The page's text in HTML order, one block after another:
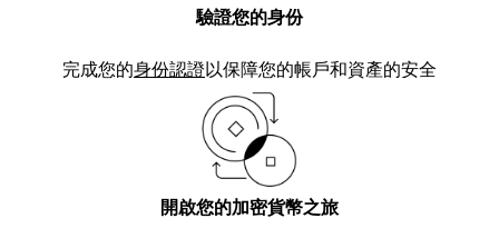
驗證您的身份
完成您的身份認證以保障您的帳戶和資產的安全
開啟您的加密貨幣之旅